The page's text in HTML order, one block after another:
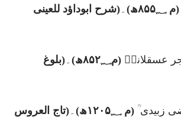
(م۸۵۵؁ھ) ۔(شرح ابوداؤد للعینی
عسقلانیؒ (م۸۵۲؁ھ) ۔(بلوغ
زبیدی (م۱۲۰۵؁ھ) ۔(تاج العروس